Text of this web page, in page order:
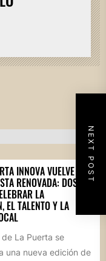
NEXT POST
INNOVA VUELVE CON
RENOVADA: DOS
LA
EL TALENTO Y LA
La Puerta se
una nueva edición de